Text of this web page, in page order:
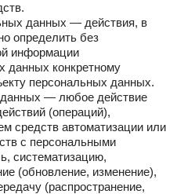
данных — действия, в
определить без
информации
данных конкретному
персональных данных.
— любое действие
(операций),
средств автоматизации или
с персональными
систематизацию,
(обновление, изменение),
(распространение,